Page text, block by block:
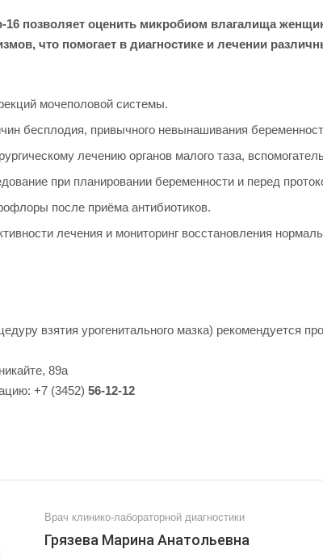
позволяет оценить микробиом влагалища
что помогает в диагностике и лечении
мочеполовой системы.
бесплодия, привычного невынашивания
лечению органов малого таза,
при планировании беременности и перед
после приёма антибиотиков.
лечения и мониторинг восстановления
взятия урогенитального мазка) рекомендуется
89а
+7 (3452) 56-12-12
Врач клинико-лабораторной диагностики
Грязева Марина Анатольевна